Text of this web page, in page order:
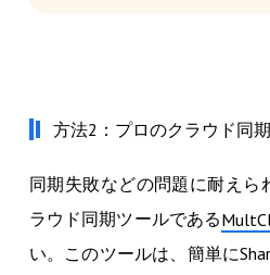
方法2：プロのクラウド同
同期失敗などの問題に耐えら
ラウド同期ツールである
い。このツールは、簡単に